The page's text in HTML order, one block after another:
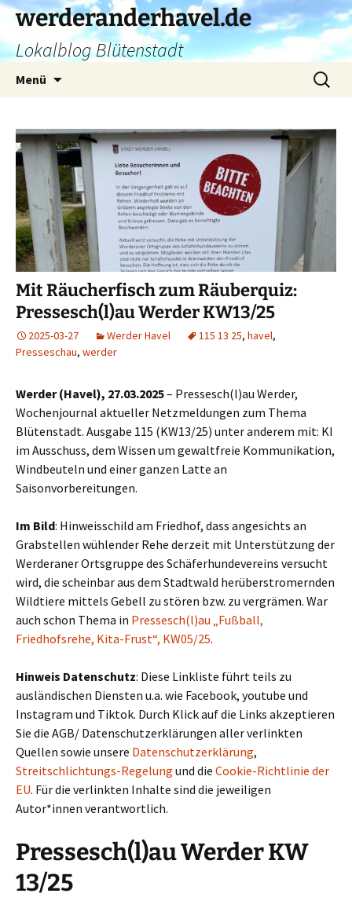
Zum
Inhalt
springen
werderanderhavel.de
Lokalblog Blütenstadt
Menü
Suchen
nach:
Mit Räucherfisch zum Räuberquiz:
Pressesch(l)au Werder KW13/25
2025-03-27 Werder Havel 115 13 25, havel,
Presseschau, werder
Werder (Havel), 27.03.2025– Pressesch(l)au Werder,
Wochenjournal aktueller Netzmeldungen zum Thema
Blütenstadt. Ausgabe 115 (KW13/25) unter anderem mit: KI
im Ausschuss, dem Wissen um gewaltfreie Kommunikation,
Windbeuteln und einer ganzen Latte an
Saisonvorbereitungen.
Im Bild: Hinweisschild am Friedhof, dass angesichts an
Grabstellen wühlender Rehe derzeit mit Unterstützung der
Werderaner Ortsgruppe des Schäferhundevereins versucht
wird, die scheinbar aus dem Stadtwald herüberstromernden
Wildtiere mittels Gebell zu stören bzw. zu vergrämen. War
auch schon Thema in Pressesch(l)au „Fußball,
Friedhofsrehe, Kita-Frust“, KW05/25.
Hinweis Datenschutz: Diese Linkliste führt teils zu
ausländischen Diensten u.a. wie Facebook, youtube und
Instagram und Tiktok. Durch Klick auf die Links akzeptieren
Sie die AGB/ Datenschutzerklärungen aller verlinkten
Quellen sowie unsere Datenschutzerklärung,
Streitschlichtungs-Regelung und die Cookie-Richtlinie der
EU. Für die verlinkten Inhalte sind die jeweiligen
Autor*innen verantwortlich.
Pressesch(l)au Werder KW
13/25